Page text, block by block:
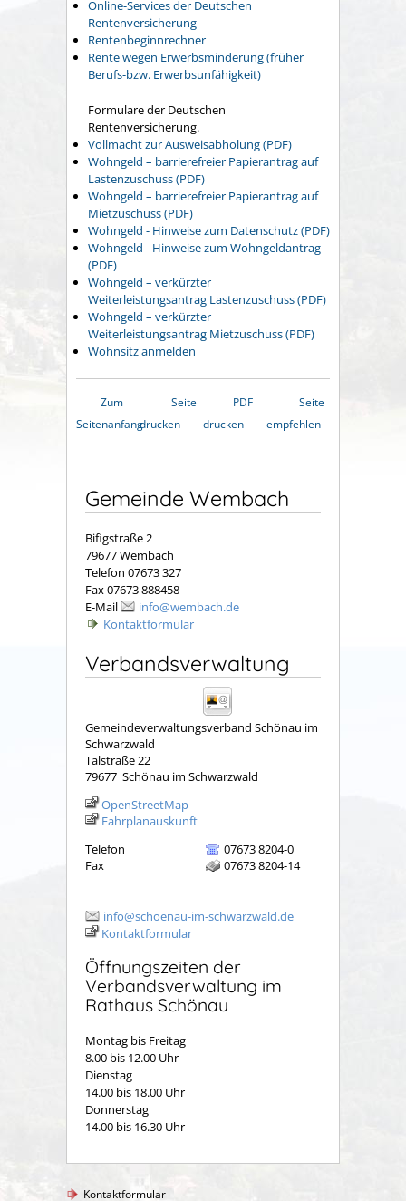
Online-Services der Deutschen
Rentenversicherung
Rentenbeginnrechner
Rente wegen Erwerbsminderung (früher
Berufs-bzw. Erwerbsunfähigkeit)
Formulare der Deutschen
Rentenversicherung.
Vollmacht zur Ausweisabholung (PDF)
Wohngeld – barrierefreier Papierantrag auf
Lastenzuschuss (PDF)
Wohngeld – barrierefreier Papierantrag auf
Mietzuschuss (PDF)
Wohngeld - Hinweise zum Datenschutz (PDF)
Wohngeld - Hinweise zum Wohngeldantrag
(PDF)
Wohngeld – verkürzter
Weiterleistungsantrag Lastenzuschuss (PDF)
Wohngeld – verkürzter
Weiterleistungsantrag Mietzuschuss (PDF)
Wohnsitz anmelden
Zum
Seitenanfang
Seite
drucken
PDF
drucken
Seite
empfehlen
Gemeinde Wembach
Bifigstraße 2
79677 Wembach
Telefon 07673 327
Fax 07673 888458
E-Mail
info@wembach.de
Kontaktformular
Verbandsverwaltung
Gemeindeverwaltungsverband Schönau im
Schwarzwald
Talstraße 22
79677 Schönau im Schwarzwald
OpenStreetMap
Fahrplanauskunft
Telefon
07673 8204-0
Fax
07673 8204-14
info@schoenau-im-schwarzwald.de
Kontaktformular
Öffnungszeiten der
Verbandsverwaltung im
Rathaus Schönau
Montag bis Freitag
8.00 bis 12.00 Uhr
Dienstag
14.00 bis 18.00 Uhr
Donnerstag
14.00 bis 16.30 Uhr
Kontaktformular